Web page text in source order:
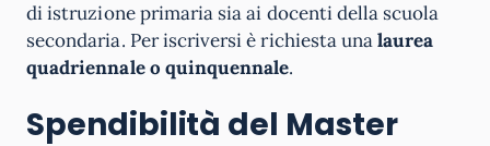
di istruzione primaria sia ai docenti della scuola
secondaria. Per iscriversi è richiesta unalaurea
quadriennale o quinquennale.
Spendibilità del Master